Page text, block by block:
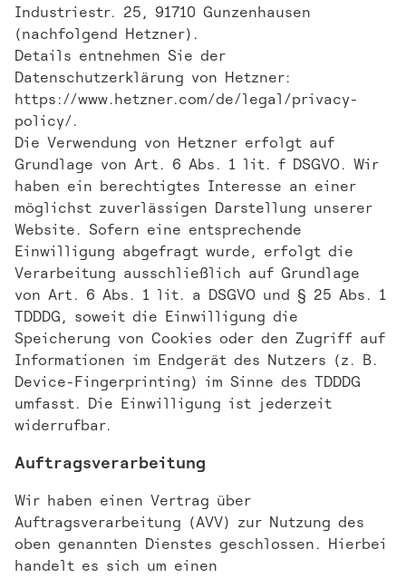
Industriestr. 25, 91710 Gunzenhausen
(nachfolgend Hetzner).
Details entnehmen Sie der
Datenschutzerklärung von Hetzner:
https://www.hetzner.com/de/legal/privacy-
policy/.
Die Verwendung von Hetzner erfolgt auf
Grundlage von Art. 6 Abs. 1 lit. f DSGVO. Wir
haben ein berechtigtes Interesse an einer
möglichst zuverlässigen Darstellung unserer
Website. Sofern eine entsprechende
Einwilligung abgefragt wurde, erfolgt die
Verarbeitung ausschließlich auf Grundlage
von Art. 6 Abs. 1 lit. a DSGVO und § 25 Abs. 1
TDDDG, soweit die Einwilligung die
Speicherung von Cookies oder den Zugriff auf
Informationen im Endgerät des Nutzers (z. B.
Device-Fingerprinting) im Sinne des TDDDG
umfasst. Die Einwilligung ist jederzeit
widerrufbar.
Auftragsverarbeitung
Wir haben einen Vertrag über
Auftragsverarbeitung (AVV) zur Nutzung des
oben genannten Dienstes geschlossen. Hierbei
handelt es sich um einen